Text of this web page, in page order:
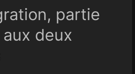
partie
deux